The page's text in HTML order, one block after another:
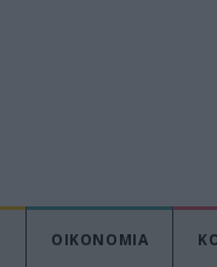
ΟΙΚΟΝΟΜΙΑ